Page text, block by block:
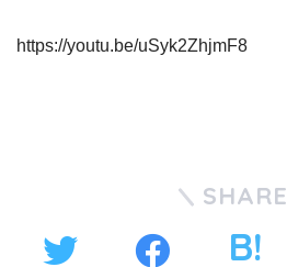
https://youtu.be/uSyk2ZhjmF8
SHARE